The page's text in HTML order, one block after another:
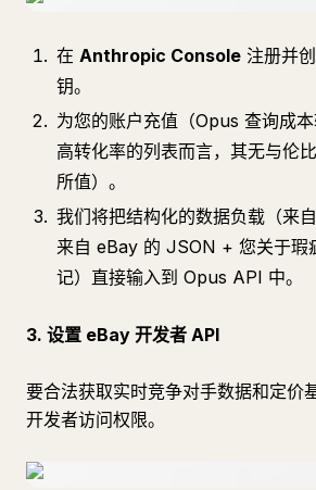
在 Anthropic Console 注册并
钥。
为您的账户充值（Opus 查询成
高转化率的列表而言，其无与伦
所值）。
我们将把结构化的数据负载（来
来自 eBay 的 JSON + 您关于瑕
记）直接输入到 Opus API 中。
3. 设置 eBay 开发者 API
要合法获取实时竞争对手数据和定价
开发者访问权限。